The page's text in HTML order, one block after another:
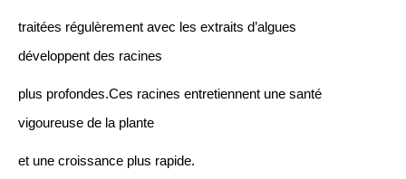
traitées régulèrement avec les extraits d’algues
développent des racines
plus profondes.Ces racines entretiennent une santé
vigoureuse de la plante
et une croissance plus rapide.